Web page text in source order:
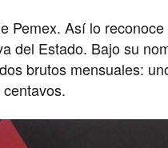
Pemex. Así lo
del Estado. Bajo su
brutos mensuales: